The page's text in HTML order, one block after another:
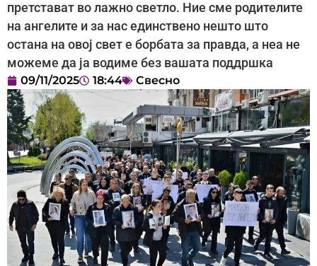
претстават во лажно светло. Ние сме родителите
на ангелите и за нас единствено нешто што
остана на овој свет е борбата за правда, а неа не
можеме да ја водиме без вашата поддршка
09/11/2025 18:44 Свесно